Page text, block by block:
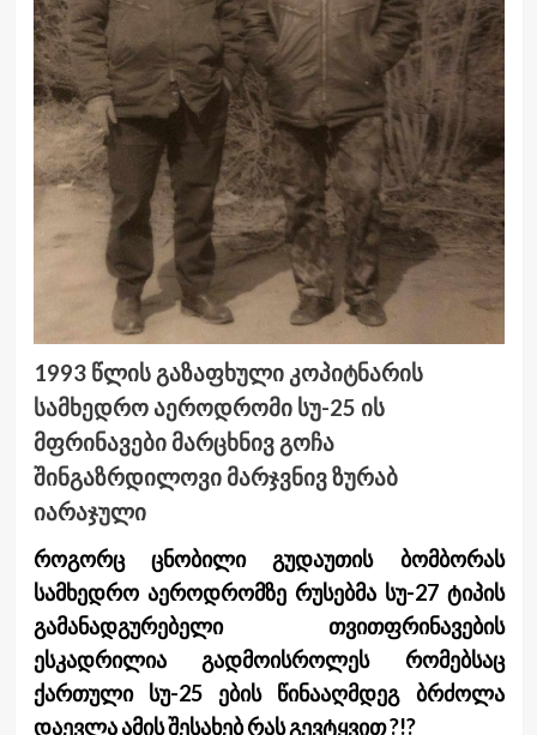
1993 წლის გაზაფხული კოპიტნარის
სამხედრო აეროდრომი სუ-25 ის
მფრინავები მარცხნივ გოჩა
შინგაზრდილოვი მარჯვნივ ზურაბ
იარაჯული
როგორც ცნობილი გუდაუთის ბომბორას
სამხედრო აეროდრომზე რუსებმა სუ-27 ტიპის
გამანადგურებელი თვითფრინავების
ესკადრილია გადმოისროლეს რომებსაც
ქართული სუ-25 ების წინააღმდეგ ბრძოლა
დაევლა ამის შესახებ რას გევტყვით ?!?